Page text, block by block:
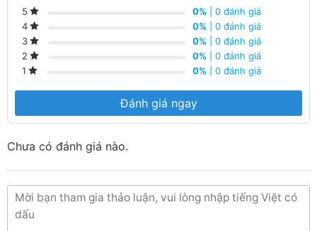
Tuổi thọ đèn
25.000 giờ
Chu kỳ tắt/bật
50.000 lần
Mức tiêu thụ điện 1000 giờ
18 kWh
Mức hiệu suất năng lượng
Kích thước của đèn
Đường kính
220 mm
5 0% | 0 đánh giá
4
0% | 0 đánh giá
3
0% | 0 đánh giá
2
0% | 0 đánh giá
1
0% | 0 đánh giá
Đánh giá ngay
Chưa có đánh giá nào.